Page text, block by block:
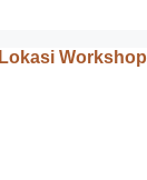
Lokasi Workshop